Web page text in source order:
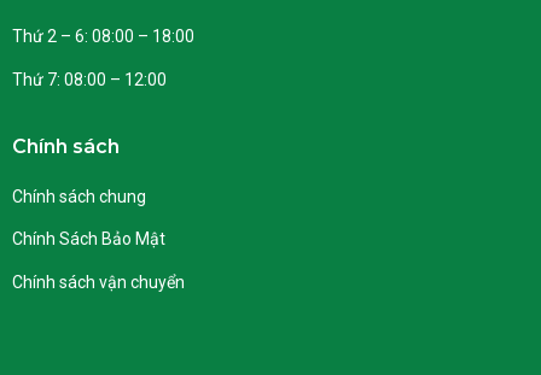
Thứ 2 – 6: 08:00 – 18:00
Thứ 7: 08:00 – 12:00
Chính sách
Chính sách chung
Chính Sách Bảo Mật
Chính sách vận chuyển